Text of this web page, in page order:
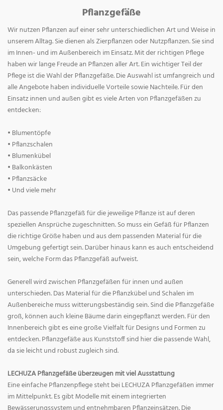
Pflanzgefäße
Wir nutzen Pflanzen auf einer sehr unterschiedlichen Art und Weise in
unserem Alltag. Sie dienen als Zierpflanzen oder Nutzpflanzen. Sie sind
im Innen- und im Außenbereich im Einsatz. Mit der richtigen Pflege
haben wir lange Freude an Pflanzen aller Art. Ein wichtiger Teil der
Pflege ist die Wahl der Pflanzgefäße. Die Auswahl ist umfangreich und
alle Angebote haben individuelle Vorteile sowie Nachteile. Für den
Einsatz innen und außen gibt es viele Arten von Pflanzgefäßen zu
entdecken:
• Blumentöpfe
• Pflanzschalen
• Blumenkübel
• Balkonkästen
• Pflanzsäcke
• Und viele mehr
Das passende Pflanzgefäß für die jeweilige Pflanze ist auf deren
speziellen Ansprüche zugeschnitten. So muss ein Gefäß für Pflanzen
die richtige Größe haben und aus dem passenden Material für die
Umgebung gefertigt sein. Darüber hinaus kann es auch entscheidend
sein, welche Form das Pflanzgefäß aufweist.
Generell wird zwischen Pflanzgefäßen für innen und außen
unterschieden. Das Material für die Pflanzkübel und Schalen im
Außenbereiche muss witterungsbeständig sein. Sind die Pflanzgefäße
groß, können auch kleine Bäume darin eingepflanzt werden. Für den
Innenbereich gibt es eine große Vielfalt für Designs und Formen zu
entdecken. Pflanzgefäße aus Kunststoff sind hier die passende Wahl,
da sie leicht und robust zugleich sind.
LECHUZA Pflanzgefäße überzeugen mit viel Ausstattung
Eine einfache Pflanzenpflege steht bei LECHUZA Pflanzgefäßen immer
im Mittelpunkt. Es gibt Modelle mit einem integrierten